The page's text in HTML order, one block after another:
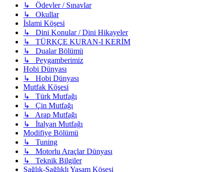
↳ Ödevler / Sınavlar
↳ Okullar
İslami Köşesi
↳ Dini Konular / Dini Hikayeler
↳ TÜRKÇE KURAN-I KERİM
↳ Dualar Bölümü
↳ Peygamberimiz
Hobi Dünyası
↳ Hobi Dünyası
Mutfak Köşesi
↳ Türk Mutfağı
↳ Çin Mutfağı
↳ Arap Mutfağı
↳ İtalyan Mutfağı
Modifiye Bölümü
↳ Tuning
↳ Motorlu Araçlar Dünyası
↳ Teknik Bilgiler
Sağlık-Sağlıklı Yaşam Köşesi